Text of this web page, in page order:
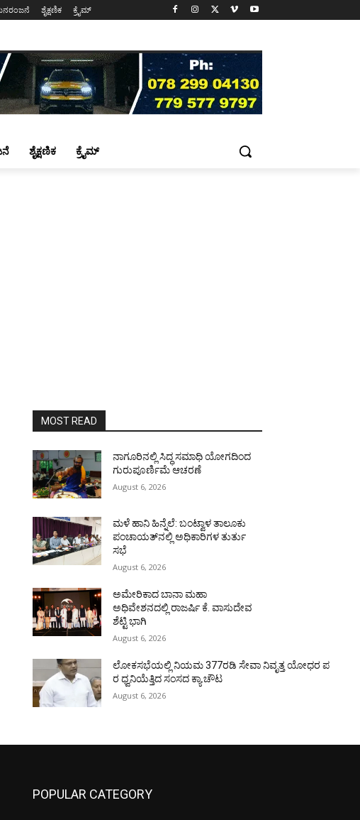
ಶೈಕ್ಷಣಿಕ ಕ್ರೈಮ್
ಶೈಕ್ಷಣಿಕ ಕ್ರೈಮ್
MOST READ
ನಾಗೂರಿನಲ್ಲಿ ಸಿದ್ಧ ಸಮಾಧಿ ಯೋಗದಿಂದ
ಗುರುಪೂರ್ಣಿಮೆ ಆಚರಣೆ
August 6, 2026
ಮಳೆ ಹಾನಿ ಹಿನ್ನೆಲೆ: ಬಂಟ್ವಾಳ ತಾಲೂಕು
ಪಂಚಾಯತ್‌ನಲ್ಲಿ ಅಧಿಕಾರಿಗಳ ತುರ್ತು
ಸಭೆ
August 6, 2026
ಅಮೇರಿಕಾದ ಬಾನಾ ಮಹಾ
ಅಧಿವೇಶನದಲ್ಲಿ ರಾಜರ್ಷಿ ಕೆ. ವಾಸುದೇವ
ಶೆಟ್ಟಿ ಭಾಗಿ
August 6, 2026
ಲೋಕಸಭೆಯಲ್ಲಿ ನಿಯಮ 377ರಡಿ ಸೇವಾ ನಿವೃತ್ತ ಯೋಧರ ಪ
ರ ಧ್ವನಿಯೆತ್ತಿದ ಸಂಸದ ಕ್ಯಾ.ಚೌಟ
August 6, 2026
POPULAR CATEGORY